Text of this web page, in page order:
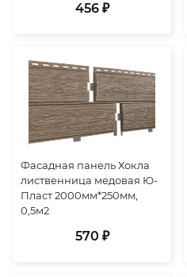
456 ₽
Фасадная панель Хокла
лиственница медовая Ю-
Пласт 2000мм*250мм,
0,5м2
570 ₽